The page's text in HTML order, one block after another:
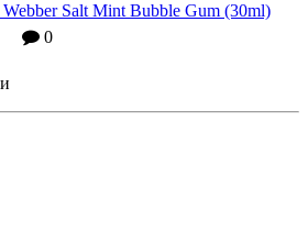
Salt Mint Bubble Gum (30ml)
0